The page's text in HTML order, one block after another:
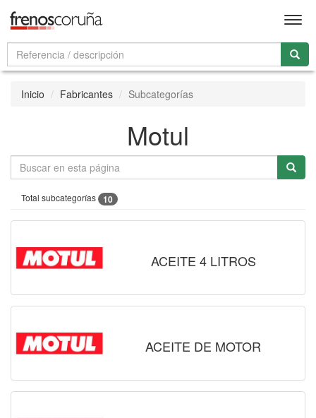
Inicio Fabricantes Subcategorías
Motul
Total subcategorías 10
ACEITE 4 LITROS
ACEITE DE MOTOR